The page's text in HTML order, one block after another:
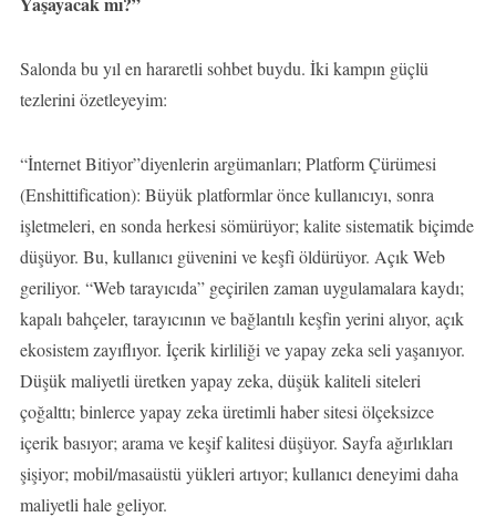
Salonda bu yıl en hararetli sohbet buydu. İki kampın güçlü
tezlerini özetleyeyim:
“İnternet Bitiyor”diyenlerin argümanları; Platform Çürümesi
(Enshittification): Büyük platformlar önce kullanıcıyı, sonra
işletmeleri, en sonda herkesi sömürüyor; kalite sistematik biçimde
düşüyor. Bu, kullanıcı güvenini ve keşfi öldürüyor. Açık Web
geriliyor. “Web tarayıcıda” geçirilen zaman uygulamalara kaydı;
kapalı bahçeler, tarayıcının ve bağlantılı keşfin yerini alıyor, açık
ekosistem zayıflıyor. İçerik kirliliği ve yapay zeka seli yaşanıyor.
Düşük maliyetli üretken yapay zeka, düşük kaliteli siteleri
çoğalttı; binlerce yapay zeka üretimli haber sitesi ölçeksizce
içerik basıyor; arama ve keşif kalitesi düşüyor. Sayfa ağırlıkları
şişiyor; mobil/masaüstü yükleri artıyor; kullanıcı deneyimi daha
maliyetli hale geliyor.